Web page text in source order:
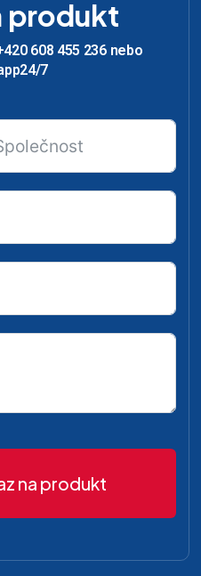
produkt
608 455 236 nebo
7
na produkt